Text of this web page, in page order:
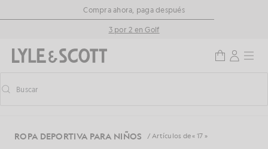
Saltar al contenido principal
Información de accesibilidadCompra ahora, paga después
3 por 2 en Golf
Activar/desactivar la búsqueda predictiva
Buscar
ROPA DEPORTIVA PARA NIÑOS / Artículos de « 17 »